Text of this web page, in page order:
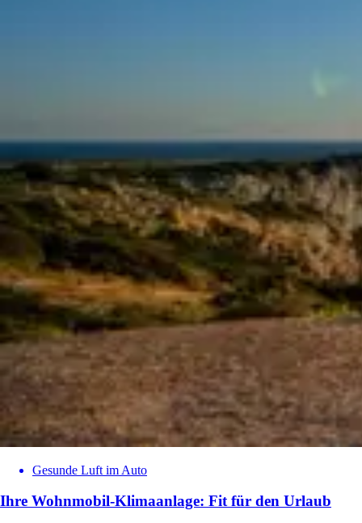
Gesunde Luft im Auto
Ihre Wohnmobil-Klimaanlage: Fit für den Urlaub